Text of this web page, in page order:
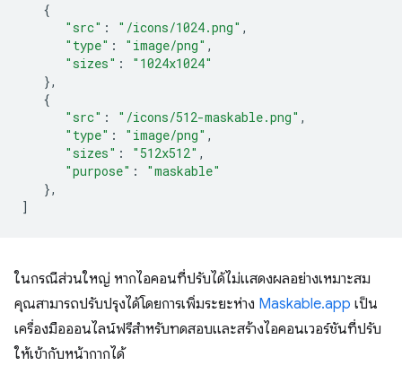
{
"src" : "/icons/1024.png" ,
"type" : "image/png" ,
"sizes" :
"1024x1024"
},
{
"src" : "/icons/512-maskable.png" ,
"type" : "image/png" ,
"sizes" : "512x512" ,
"purpose" :
"maskable"
},
]
ในกรณีส่วนใหญ่ หากไอคอนที่ปรับได้ไม่แสดงผลอย่างเหมาะสม
คุณสามารถปรับปรุงได้โดยการเพิ่มระยะห่าง Maskable.app เป็น
เครื่องมือออนไลน์ฟรีสำหรับทดสอบและสร้างไอคอนเวอร์ชันที่ปรับ
ให้เข้ากับหน้ากากได้